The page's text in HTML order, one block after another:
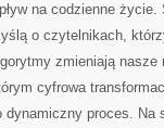
na codzienne
o czytelnikach,
zmieniają nasze
cyfrowa
proces. Na